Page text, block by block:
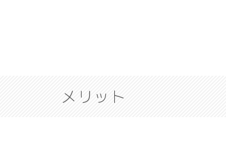
メリット